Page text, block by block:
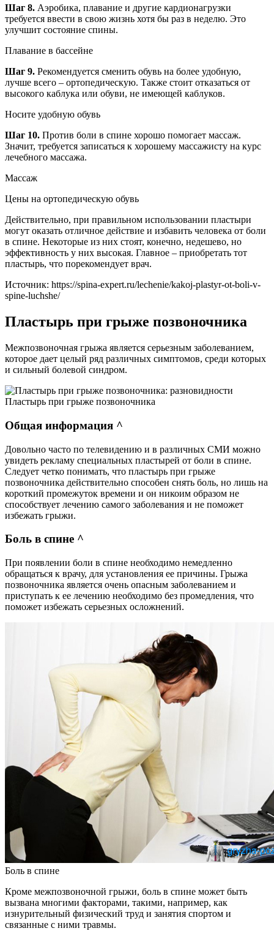
Шаг 8. Аэробика, плавание и другие кардионагрузки
требуется ввести в свою жизнь хотя бы раз в неделю. Это
улучшит состояние спины.
Плавание в бассейне
Шаг 9. Рекомендуется сменить обувь на более удобную,
лучше всего – ортопедическую. Также стоит отказаться от
высокого каблука или обуви, не имеющей каблуков.
Носите удобную обувь
Шаг 10. Против боли в спине хорошо помогает массаж.
Значит, требуется записаться к хорошему массажисту на курс
лечебного массажа.
Массаж
Цены на ортопедическую обувь
Действительно, при правильном использовании пластыри
могут оказать отличное действие и избавить человека от боли
в спине. Некоторые из них стоят, конечно, недешево, но
эффективность у них высокая. Главное – приобретать тот
пластырь, что порекомендует врач.
Источник: https://spina-expert.ru/lechenie/kakoj-plastyr-ot-boli-v-
spine-luchshe/
Пластырь при грыже позвоночника
Межпозвоночная грыжа является серьезным заболеванием,
которое дает целый ряд различных симптомов, среди которых
и сильный болевой синдром.
Пластырь при грыже позвоночника
Общая информация ^
Довольно часто по телевидению и в различных СМИ можно
увидеть рекламу специальных пластырей от боли в спине.
Следует четко понимать, что пластырь при грыже
позвоночника действительно способен снять боль, но лишь на
короткий промежуток времени и он никоим образом не
способствует лечению самого заболевания и не поможет
избежать грыжи.
Боль в спине ^
При появлении боли в спине необходимо немедленно
обращаться к врачу, для установления ее причины. Грыжа
позвоночника является очень опасным заболеванием и
приступать к ее лечению необходимо без промедления, что
поможет избежать серьезных осложнений.
Боль в спине
Кроме межпозвоночной грыжи, боль в спине может быть
вызвана многими факторами, такими, например, как
изнурительный физический труд и занятия спортом и
связанные с ними травмы.